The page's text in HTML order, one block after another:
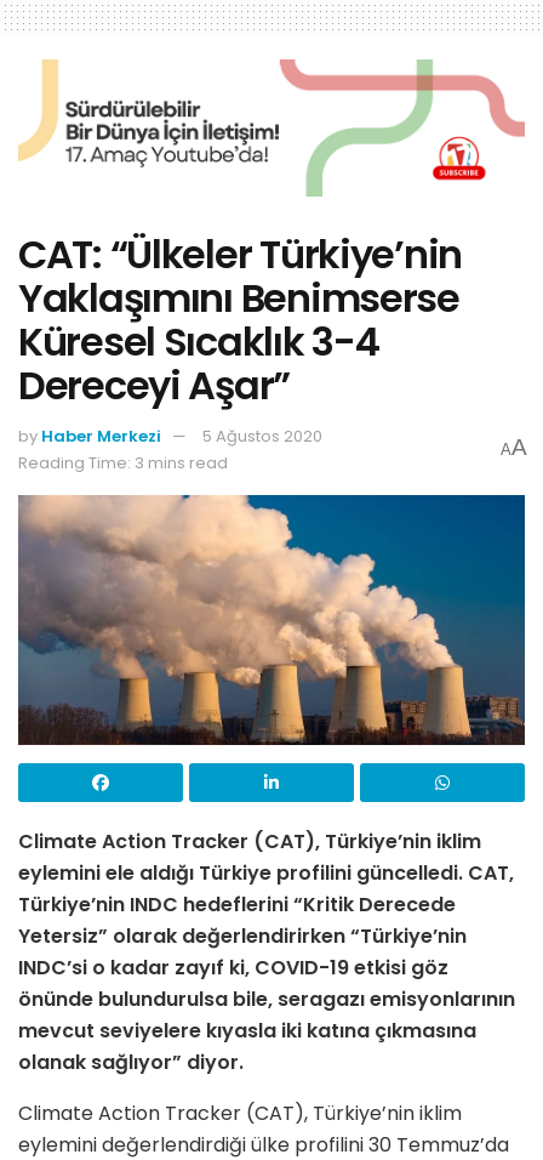
CAT: “Ülkeler Türkiye’nin
Yaklaşımını Benimserse
Küresel Sıcaklık 3-4
Dereceyi Aşar”
by Haber Merkezi
5 Ağustos 2020
Reading Time: 3 mins read
AA
Climate Action Tracker (CAT), Türkiye’nin iklim
eylemini ele aldığı Türkiye profilini güncelledi. CAT,
Türkiye’nin INDC hedeflerini “Kritik Derecede
Yetersiz” olarak değerlendirirken “Türkiye’nin
INDC’si o kadar zayıf ki, COVID-19 etkisi göz
önünde bulundurulsa bile, seragazı emisyonlarının
mevcut seviyelere kıyasla iki katına çıkmasına
olanak sağlıyor” diyor.
Climate Action Tracker (CAT), Türkiye’nin iklim
eylemini değerlendirdiği ülke profilini 30 Temmuz’da